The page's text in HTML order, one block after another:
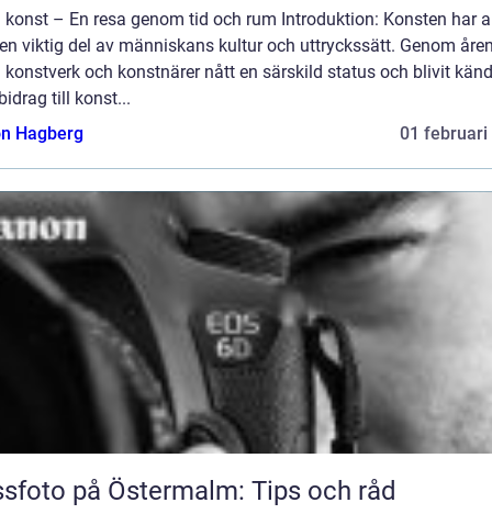
konst – En resa genom tid och rum Introduktion: Konsten har
viktig del av människans kultur och uttryckssätt. Genom
konstverk och konstnärer nått en särskild status och blivit
till konst...
Hagberg
01 februari
på Östermalm: Tips och råd